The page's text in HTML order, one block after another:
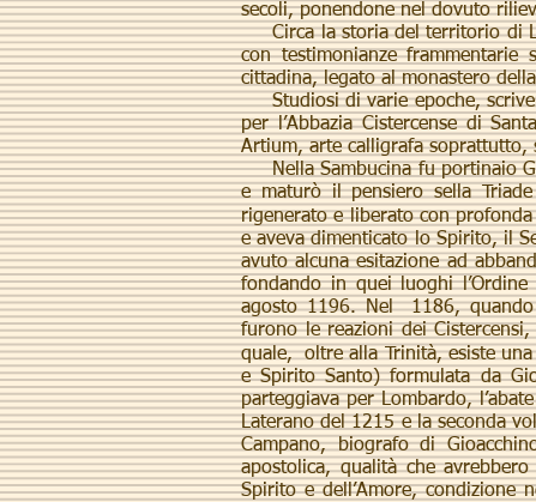
secoli, ponendone nel dovuto
Circa la storia del territorio di
con testimonianze
cittadina, legato al monastero
Studiosi di varie epoche,
per l’Abbazia Cistercense di
Artium, arte calligrafa soprattutto,
Nella Sambucina fu portinaio
e maturò il pensiero sella
rigenerato e liberato con
e aveva dimenticato lo Spirito, il
avuto alcuna esitazione ad
fondando in quei luoghi
agosto 1196. Nel 1186, quando
furono le reazioni dei
quale, oltre alla Trinità, esiste
e Spirito Santo) formulata da
parteggiava per Lombardo,
Laterano del 1215 e la seconda
Campano, biografo di
apostolica, qualità che
Spirito e dell’Amore, condizione